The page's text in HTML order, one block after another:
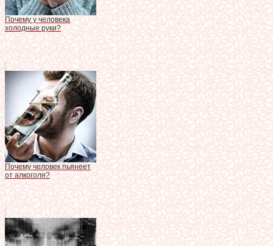
Почему у человека
холодные руки?
Почему человек пьянеет
от алкоголя?